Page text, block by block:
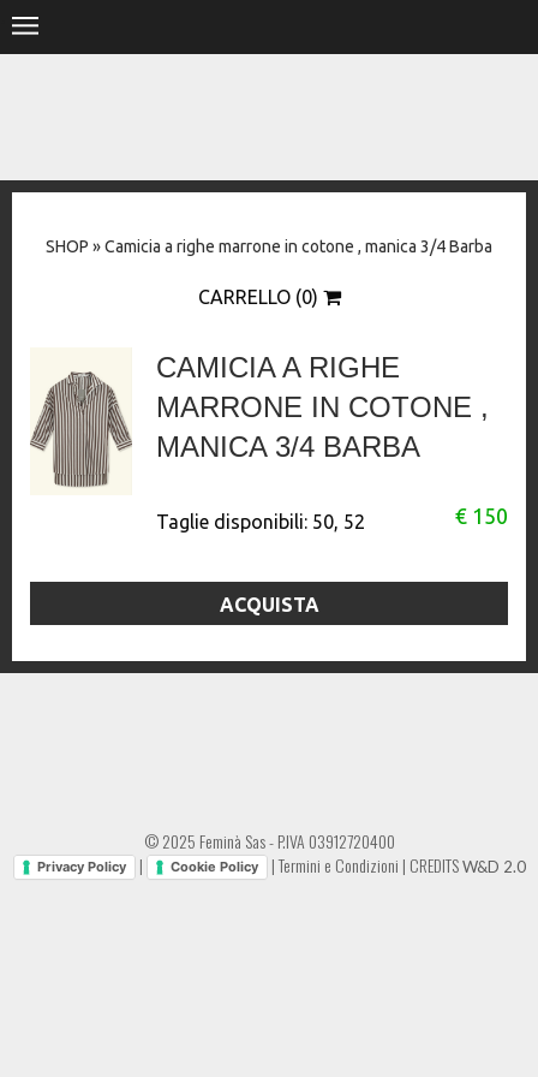
STORE
DESIGNERS
CONTACT
SHOP »Camicia a righe marrone in cotone , manica 3/4 Barba
CARRELLO (0)
CAMICIA A RIGHE
MARRONE IN COTONE ,
MANICA 3/4 BARBA
€ 150
Taglie disponibili:50, 52
ACQUISTA
© 2025 Feminà Sas - P.IVA 03912720400
Privacy Policy | Cookie Policy |Termini e Condizioni | CREDITSW&D 2.0